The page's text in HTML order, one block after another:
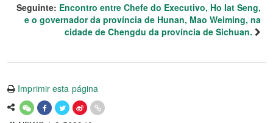
Seguinte: Encontro entre Chefe do Executivo, Ho Iat Seng,
e o governador da província de Hunan, Mao Weiming, na
cidade de Chengdu da província de Sichuan.
Imprimir esta página